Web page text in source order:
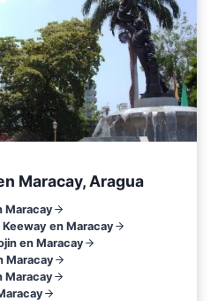
Maracay, Aragua
Maracay
en Maracay
en Maracay
Maracay
Maracay